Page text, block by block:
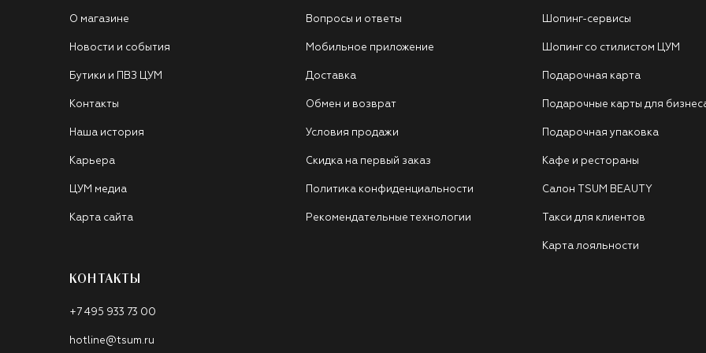
О магазине
Новости и события
Бутики и ПВЗ ЦУМ
Контакты
Наша история
Карьера
ЦУМ медиа
Карта сайта
Вопросы и ответы
Мобильное приложение
Доставка
Обмен и возврат
Условия продажи
Скидка на первый заказ
Политика конфиденциальности
Рекомендательные технологии
Шопинг-сервисы
Шопинг со стилистом ЦУМ
Подарочная карта
Подарочные карты для
Подарочная упаковка
Кафе и рестораны
Салон TSUM BEAUTY
Такси для клиентов
Карта лояльности
КОНТАКТЫ
+7 495 933 73 00
hotline@tsum.ru